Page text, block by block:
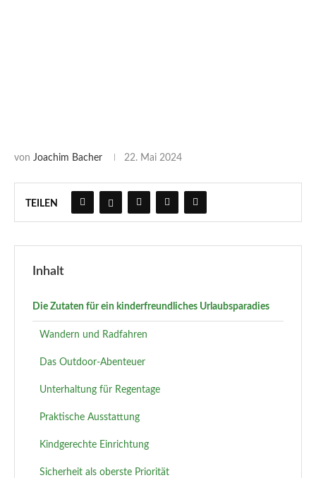
von Joachim Bacher 22. Mai 2024
TEILEN
Inhalt
Die Zutaten für ein kinderfreundliches Urlaubsparadies
Wandern und Radfahren
Das Outdoor-Abenteuer
Unterhaltung für Regentage
Praktische Ausstattung
Kindgerechte Einrichtung
Sicherheit als oberste Priorität